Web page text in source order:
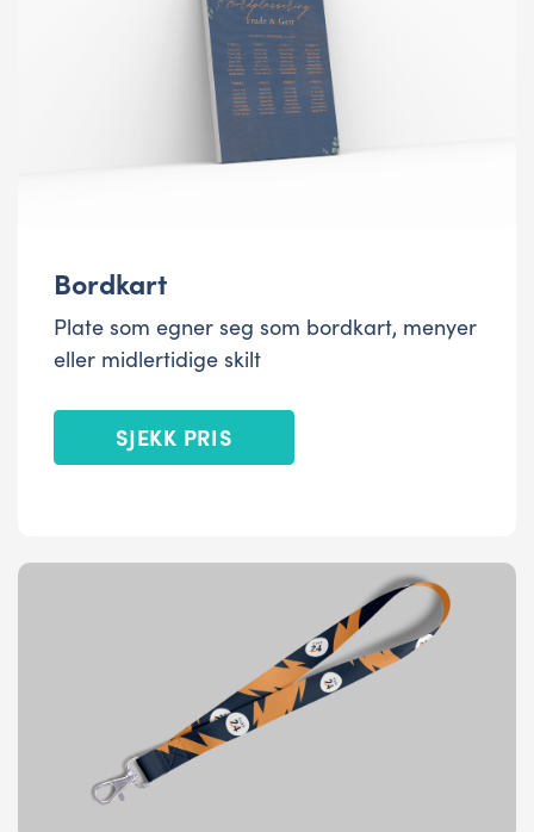
Bordkart
Plate som egner seg som bordkart, menyer
eller midlertidige skilt
SJEKK PRIS